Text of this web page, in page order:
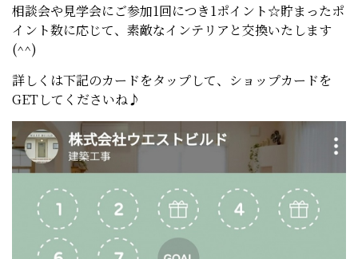
相談会や見学会にご参加1回につき1ポイント☆貯まったポ
イント数に応じて、素敵なインテリアと交換いたします
(^^)
詳しくは下記のカードをタップして、ショップカードを
GETしてくださいね♪